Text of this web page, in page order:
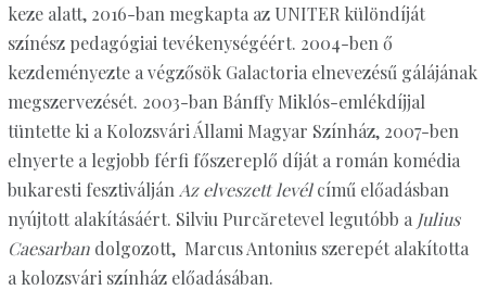
keze alatt, 2016-ban megkapta az UNITER különdíját
színész pedagógiai tevékenységéért. 2004-ben ő
kezdeményezte a végzősök Galactoria elnevezésű gálájának
megszervezését. 2003-ban Bánffy Miklós-emlékdíjjal
tüntette ki a Kolozsvári Állami Magyar Színház, 2007-ben
elnyerte a legjobb férfi főszereplő díját a román komédia
bukaresti fesztiválján Az elveszett levélcímű előadásban
nyújtott alakításáért. Silviu Purcăretevel legutóbb a Julius
Caesarbandolgozott, Marcus Antonius szerepét alakította
a kolozsvári színház előadásában.